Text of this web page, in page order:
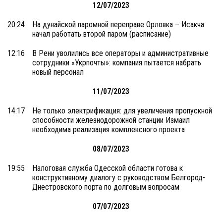
12/07/2023
20:24
На дунайской паромной переправе Орловка – Исакча
начал работать второй паром (расписание)
12:16
В Рени уволились все операторы и административные
сотрудники «Укрпочты»: компания пытается набрать
новый персонал
11/07/2023
14:17
Не только электрификация: для увеличения пропускной
способности железнодорожной станции Измаил
необходима реализация комплексного проекта
08/07/2023
19:55
Налоговая служба Одесской области готова к
конструктивному диалогу с руководством Белгород-
Днестровского порта по долговым вопросам
07/07/2023